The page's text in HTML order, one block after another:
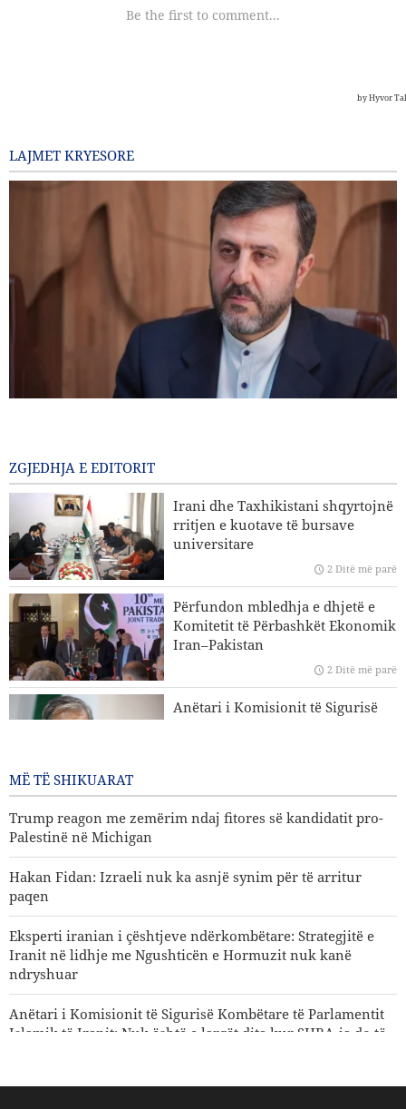
LAJMET KRYESORE
Sulme ajrore dhe bombardime artilerie të regjimit sionist
në jug të Libanit
Eksperti iranian i çështjeve ndërkombëtare: Strategjitë e
Iranit në lidhje me Ngushticën e Hormuzit nuk kanë
ndryshuar
Hakan Fidan: Izraeli nuk ka asnjë synim për të arritur
paqen
Trump reagon me zemërim ndaj fitores së kandidatit pro-
Palestinë në Michigan
ZGJEDHJA E EDITORIT
Irani dhe Taxhikistani shqyrtojnë
rritjen e kuotave të bursave
universitare
2 Ditë më parë
Përfundon mbledhja e dhjetë e
Komitetit të Përbashkët Ekonomik
Iran–Pakistan
2 Ditë më parë
Anëtari i Komisionit të Sigurisë
MË TË SHIKUARAT
Trump reagon me zemërim ndaj fitores së kandidatit pro-
Palestinë në Michigan
Hakan Fidan: Izraeli nuk ka asnjë synim për të arritur
paqen
Eksperti iranian i çështjeve ndërkombëtare: Strategjitë e
Iranit në lidhje me Ngushticën e Hormuzit nuk kanë
ndryshuar
Anëtari i Komisionit të Sigurisë Kombëtare të Parlamentit
Islamik të Iranit: Nuk është e largët dita kur SHBA-ja do të
Gharibabadi: Marrëveshja Iran–Oman nuk nënkupton